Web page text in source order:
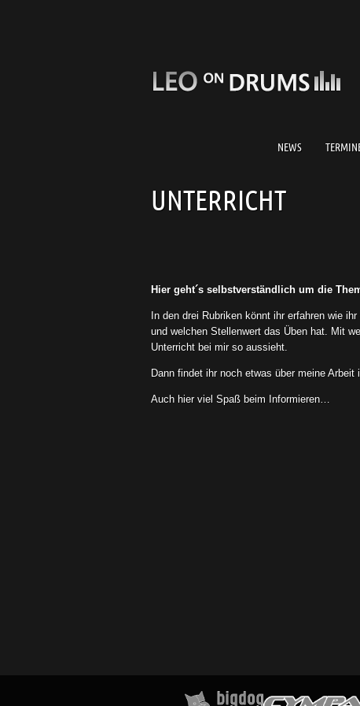
NEWS
UNTERRICHT
Hier geht´s selbstverständlich um die
In den drei Rubriken könnt ihr erfahren wie
und welchen Stellenwert das Üben hat. Mit
Unterricht bei mir so aussieht.
Dann findet ihr noch etwas über meine
Auch hier viel Spaß beim Informieren…